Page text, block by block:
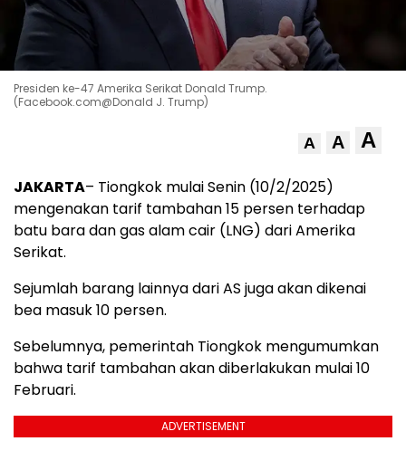
Presiden ke-47 Amerika Serikat Donald Trump.
(Facebook.com@Donald J. Trump)
A A A
JAKARTA– Tiongkok mulai Senin (10/2/2025)
mengenakan tarif tambahan 15 persen terhadap
batu bara dan gas alam cair (LNG) dari Amerika
Serikat.
Sejumlah barang lainnya dari AS juga akan dikenai
bea masuk 10 persen.
Sebelumnya, pemerintah Tiongkok mengumumkan
bahwa tarif tambahan akan diberlakukan mulai 10
Februari.
ADVERTISEMENT